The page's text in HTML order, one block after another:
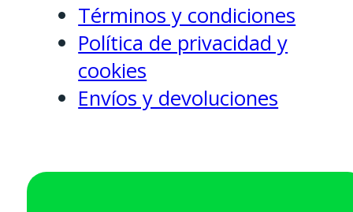
Términos y condiciones
Política de privacidad y
cookies
Envíos y devoluciones